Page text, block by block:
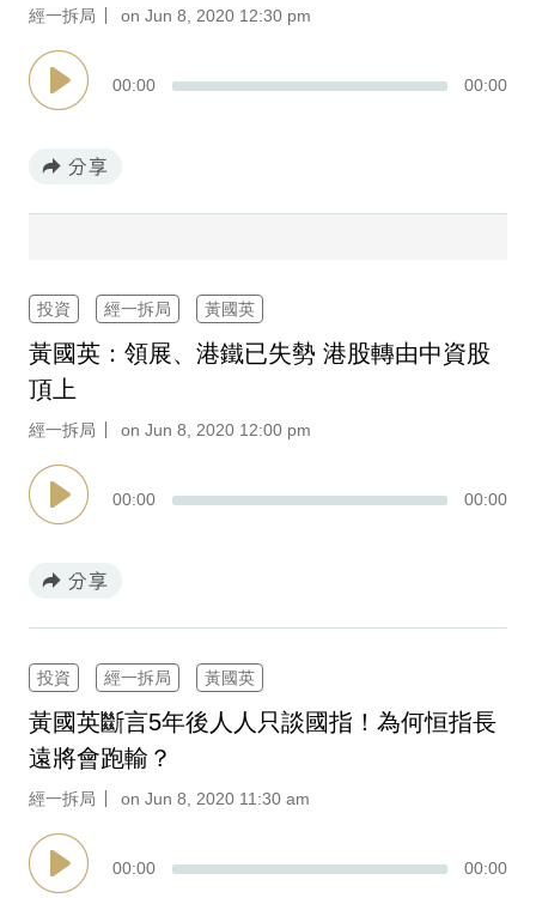
欄
經一拆局 on Jun 8, 2020 12:30 pm
00:00 00:00
投資 經一拆局 黃國英
黃國英：領展、港鐵已失勢 港股轉由中資股
頂上
經一拆局 on Jun 8, 2020 12:00 pm
00:00 00:00
投資 經一拆局 黃國英
黃國英斷言5年後人人只談國指！為何恒指長
遠將會跑輸？
經一拆局 on Jun 8, 2020 11:30 am
00:00 00:00